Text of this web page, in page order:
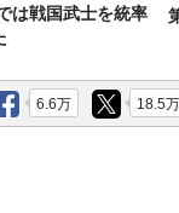
は戦国武士を統率
6.6万 18.5万